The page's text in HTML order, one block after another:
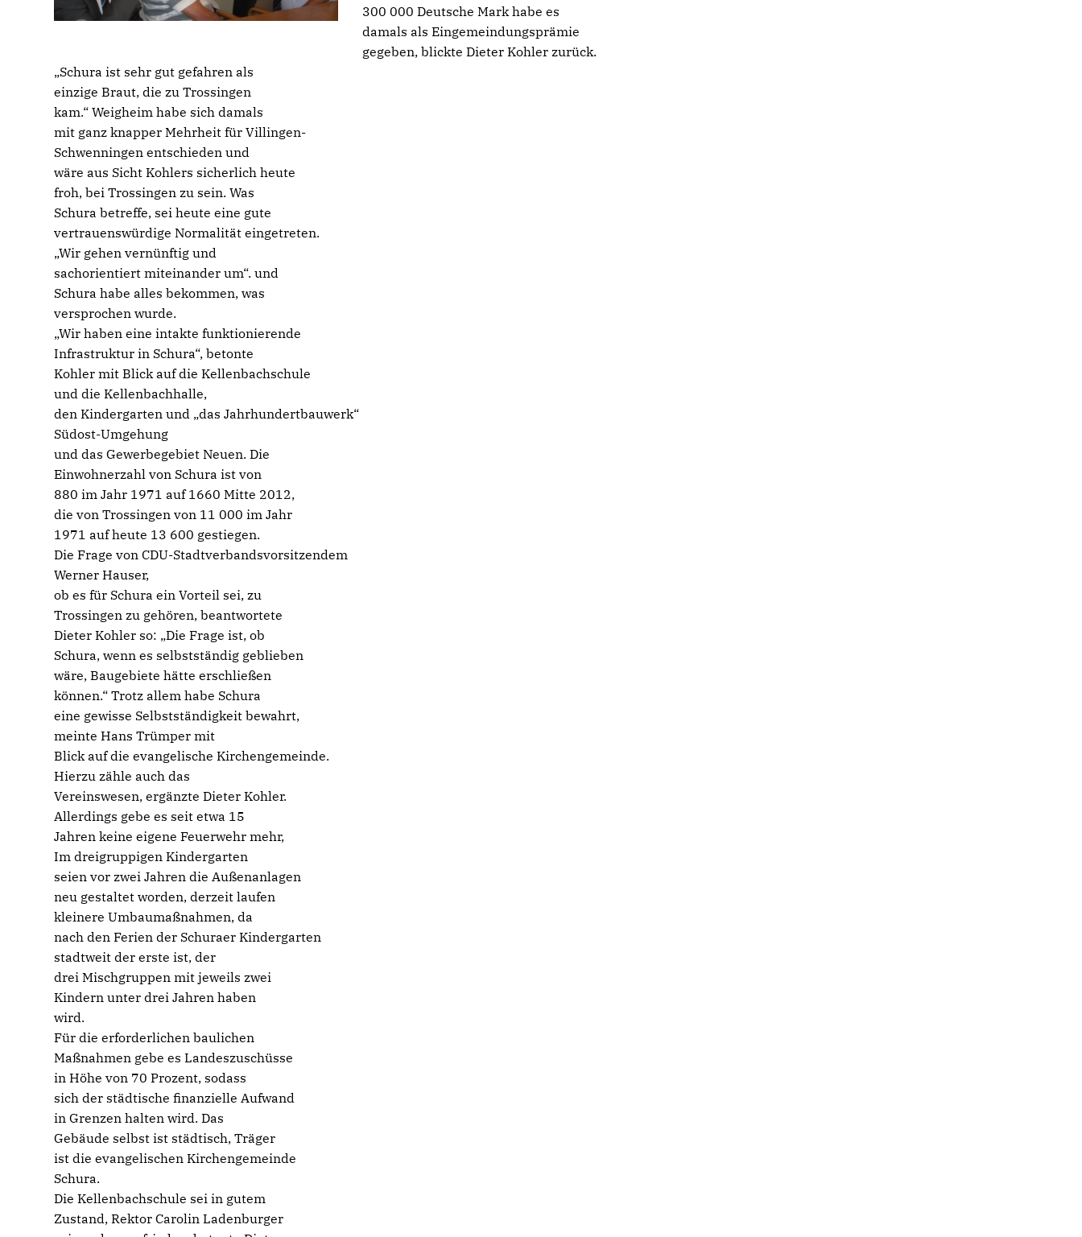
300 000 Deutsche Mark habe es
damals als Eingemeindungsprämie
gegeben, blickte Dieter Kohler zurück.
Schura ist sehr gut gefahren als
einzige Braut, die zu Trossingen
kam.“ Weigheim habe sich damals
mit ganz knapper Mehrheit für Villingen-
Schwenningen entschieden und
wäre aus Sicht Kohlers sicherlich heute
froh, bei Trossingen zu sein. Was
Schura betreffe, sei heute eine gute
vertrauenswürdige Normalität eingetreten.
Wir gehen vernünftig und
sachorientiert miteinander um“. und
Schura habe alles bekommen, was
versprochen wurde.
Wir haben eine intakte funktionierende
Infrastruktur in Schura“, betonte
Kohler mit Blick auf die Kellenbachschule
und die Kellenbachhalle,
den Kindergarten und „das Jahrhundertbauwerk“
Südost-Umgehung
und das Gewerbegebiet Neuen. Die
Einwohnerzahl von Schura ist von
880 im Jahr 1971 auf 1660 Mitte 2012,
die von Trossingen von 11 000 im Jahr
1971 auf heute 13 600 gestiegen.
Die Frage von CDU-Stadtverbandsvorsitzendem
Werner Hauser,
ob es für Schura ein Vorteil sei, zu
Trossingen zu gehören, beantwortete
Dieter Kohler so: „Die Frage ist, ob
Schura, wenn es selbstständig geblieben
wäre, Baugebiete hätte erschließen
können.“ Trotz allem habe Schura
eine gewisse Selbstständigkeit bewahrt,
meinte Hans Trümper mit
Blick auf die evangelische Kirchengemeinde.
Hierzu zähle auch das
Vereinswesen, ergänzte Dieter Kohler.
Allerdings gebe es seit etwa 15
Jahren keine eigene Feuerwehr mehr,
Im dreigruppigen Kindergarten
seien vor zwei Jahren die Außenanlagen
neu gestaltet worden, derzeit laufen
kleinere Umbaumaßnahmen, da
nach den Ferien der Schuraer Kindergarten
stadtweit der erste ist, der
drei Mischgruppen mit jeweils zwei
Kindern unter drei Jahren haben
wird.
Für die erforderlichen baulichen
Maßnahmen gebe es Landeszuschüsse
in Höhe von 70 Prozent, sodass
sich der städtische finanzielle Aufwand
in Grenzen halten wird. Das
Gebäude selbst ist städtisch, Träger
ist die evangelischen Kirchengemeinde
Schura.
Die Kellenbachschule sei in gutem
Zustand, Rektor Carolin Ladenburger